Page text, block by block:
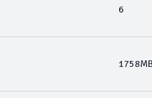
6